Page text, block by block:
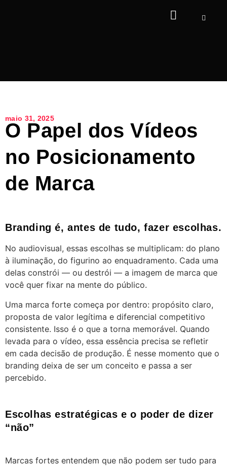
maio 31, 2025
O Papel dos Vídeos
no Posicionamento
de Marca
Branding é, antes de tudo, fazer escolhas.
No audiovisual, essas escolhas se multiplicam: do plano
à iluminação, do figurino ao enquadramento. Cada uma
delas constrói — ou destrói — a imagem de marca que
você quer fixar na mente do público.
Uma marca forte começa por dentro: propósito claro,
proposta de valor legítima e diferencial competitivo
consistente. Isso é o que a torna memorável. Quando
levada para o vídeo, essa essência precisa se refletir
em cada decisão de produção. É nesse momento que o
branding deixa de ser um conceito e passa a ser
percebido.
Escolhas estratégicas e o poder de dizer
“não”
Marcas fortes entendem que não podem ser tudo para